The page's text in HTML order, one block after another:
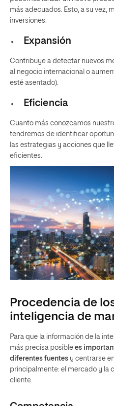
más adecuados. Esto, a su vez,
inversiones.
Expansión
Contribuye a detectar nuevos
al negocio internacional o
esté asentado).
Eficiencia
Cuanto más conozcamos
tendremos de identificar
las estrategias y acciones que
eficientes.
Procedencia de
inteligencia de
Para que la información de la
más precisa posible es
diferentes fuentes y centrarse
principalmente: el mercado y la
cliente.